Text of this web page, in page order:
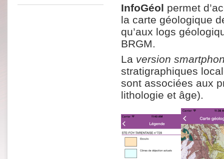
InfoGéol permet
la carte géologique
qu’aux logs
BRGM.
La version
stratigraphiques
sont associées aux
lithologie et âge).